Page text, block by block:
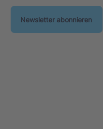
Newsletter abonnieren